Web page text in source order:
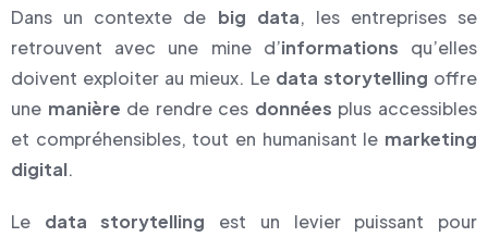
Dans un contexte de big data, les entreprises se
retrouvent avec une mine d’informations qu’elles
doivent exploiter au mieux. Le data storytelling offre
une manière de rendre ces données plus accessibles
et compréhensibles, tout en humanisant le marketing
digital.
Le data storytelling est un levier puissant pour